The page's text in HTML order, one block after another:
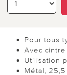
Pour tous
Avec
Utilisation
Métal,